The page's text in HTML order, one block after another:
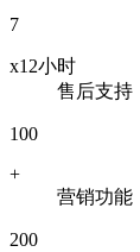
7
x12小时
售后支持
100
+
营销功能
200